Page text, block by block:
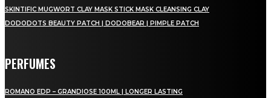
SKINTIFIC MUGWORT CLAY MASK STICK MASK CLEANSING CLAY
DODODOTS BEAUTY PATCH | DODOBEAR | PIMPLE PATCH
PERFUMES
ROMANO EDP – GRANDIOSE 100ML | LONGER LASTING